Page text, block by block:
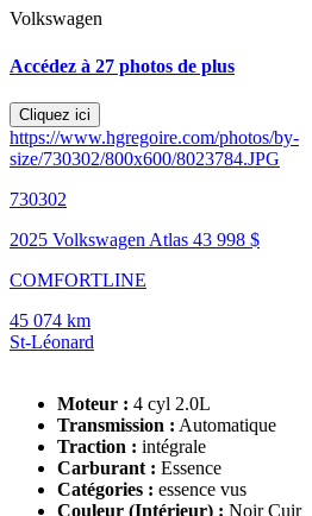
Volkswagen
Accédez à 27 photos de plus
Cliquez ici
https://www.hgregoire.com/photos/by-
size/730302/800x600/8023784.JPG
730302
2025 Volkswagen Atlas 43 998 $
COMFORTLINE
45 074 km
St-Léonard
Moteur : 4 cyl 2.0L
Transmission : Automatique
Traction : intégrale
Carburant : Essence
Catégories : essence vus
Couleur (Intérieur) : Noir Cuir